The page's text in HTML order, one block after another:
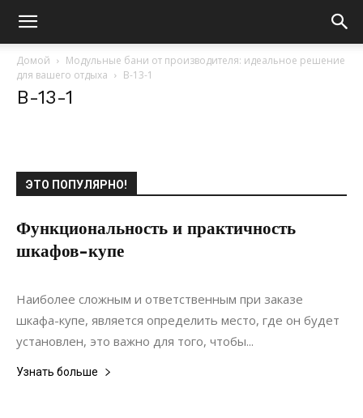
Домой
Модульные бани от производителя: идеальное решение
для вашего отдыха
B-13-1
B-13-1
ЭТО ПОПУЛЯРНО!
Функциональность и практичность
шкафов-купе
01.04.2017
Наиболее сложным и ответственным при заказе
шкафа-купе, является определить место, где он будет
установлен, это важно для того, чтобы...
Узнать больше